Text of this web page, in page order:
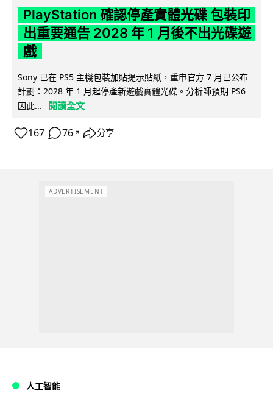
PlayStation 確認停產實體光碟 包裝印
出重要通告 2028 年 1 月後不出光碟遊
戲
Sony 已在 PS5 主機包裝加貼提示貼紙，重申官方 7 月已公布
計劃：2028 年 1 月起停產新遊戲實體光碟。分析師預期 PS6
因此...
閱讀全文
167 76 ↗ 分享
ADVERTISEMENT
人工智能